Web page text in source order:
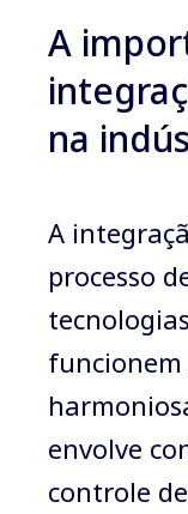
A
na
A
processo
envolve
controle